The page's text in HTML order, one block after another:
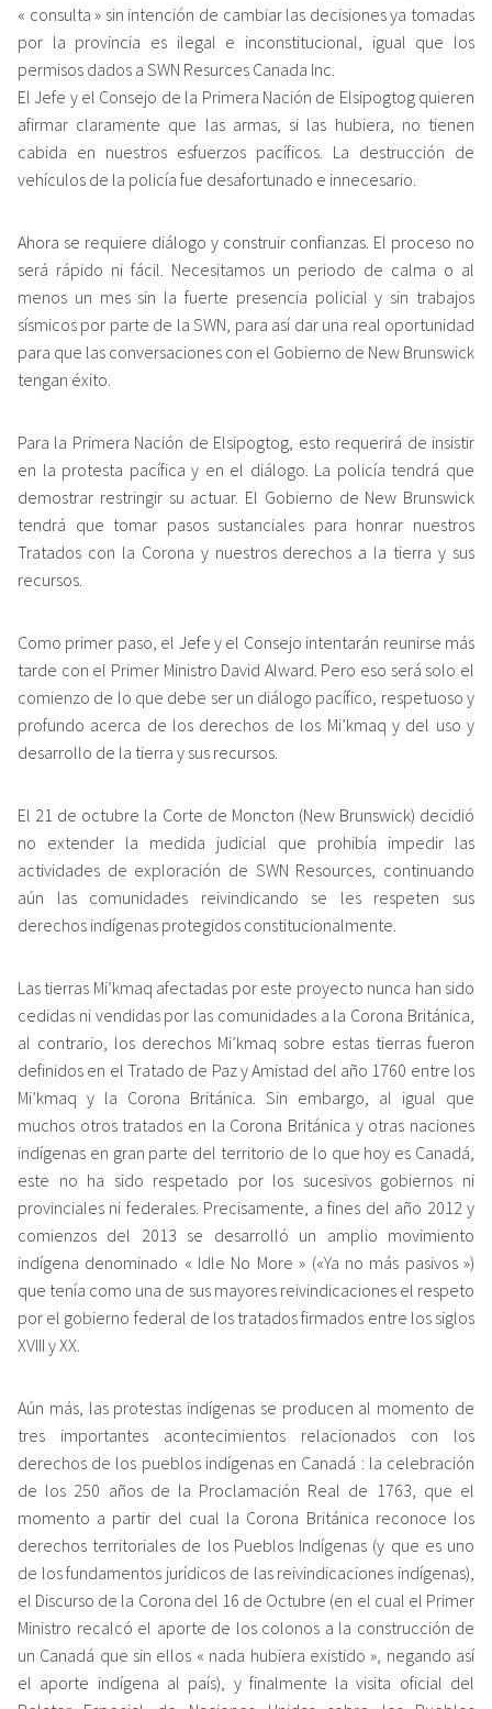
« consulta » sin intención de cambiar las decisiones ya tomadas
por la provincia es ilegal e inconstitucional, igual que los
permisos dados a SWN Resurces Canada Inc.
El Jefe y el Consejo de la Primera Nación de Elsipogtog quieren
afirmar claramente que las armas, si las hubiera, no tienen
cabida en nuestros esfuerzos pacíficos. La destrucción de
vehículos de la policía fue desafortunado e innecesario.
Ahora se requiere diálogo y construir confianzas. El proceso no
será rápido ni fácil. Necesitamos un periodo de calma o al
menos un mes sin la fuerte presencia policial y sin trabajos
sísmicos por parte de la SWN, para así dar una real oportunidad
para que las conversaciones con el Gobierno de New Brunswick
tengan éxito.
Para la Primera Nación de Elsipogtog, esto requerirá de insistir
en la protesta pacífica y en el diálogo. La policía tendrá que
demostrar restringir su actuar. El Gobierno de New Brunswick
tendrá que tomar pasos sustanciales para honrar nuestros
Tratados con la Corona y nuestros derechos a la tierra y sus
recursos.
Como primer paso, el Jefe y el Consejo intentarán reunirse más
tarde con el Primer Ministro David Alward. Pero eso será solo el
comienzo de lo que debe ser un diálogo pacífico, respetuoso y
profundo acerca de los derechos de los Mi’kmaq y del uso y
desarrollo de la tierra y sus recursos.
El 21 de octubre la Corte de Moncton (New Brunswick) decidió
no extender la medida judicial que prohibía impedir las
actividades de exploración de SWN Resources, continuando
aún las comunidades reivindicando se les respeten sus
derechos indígenas protegidos constitucionalmente.
Las tierras Mi’kmaq afectadas por este proyecto nunca han sido
cedidas ni vendidas por las comunidades a la Corona Británica,
al contrario, los derechos Mi’kmaq sobre estas tierras fueron
definidos en el Tratado de Paz y Amistad del año 1760 entre los
Mi’kmaq y la Corona Británica. Sin embargo, al igual que
muchos otros tratados en la Corona Británica y otras naciones
indígenas en gran parte del territorio de lo que hoy es Canadá,
este no ha sido respetado por los sucesivos gobiernos ni
provinciales ni federales. Precisamente, a fines del año 2012 y
comienzos del 2013 se desarrolló un amplio movimiento
indígena denominado « Idle No More » («Ya no más pasivos »)
que tenía como una de sus mayores reivindicaciones el respeto
por el gobierno federal de los tratados firmados entre los siglos
XVIII y XX.
Aún más, las protestas indígenas se producen al momento de
tres importantes acontecimientos relacionados con los
derechos de los pueblos indígenas en Canadá : la celebración
de los 250 años de la Proclamación Real de 1763, que el
momento a partir del cual la Corona Británica reconoce los
derechos territoriales de los Pueblos Indígenas (y que es uno
de los fundamentos jurídicos de las reivindicaciones indígenas),
el Discurso de la Corona del 16 de Octubre (en el cual el Primer
Ministro recalcó el aporte de los colonos a la construcción de
un Canadá que sin ellos « nada hubiera existido », negando así
el aporte indígena al país), y finalmente la visita oficial del